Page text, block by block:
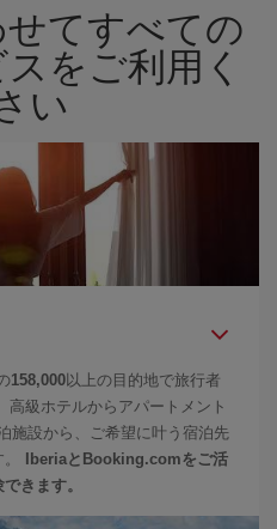
てすべての
をご利用く
い
158,000 以上の目的地で旅行者
高級ホテルからアパートメント
施設から、ご希望に叶う宿泊先
IberiaとBooking.comをご活
きます。